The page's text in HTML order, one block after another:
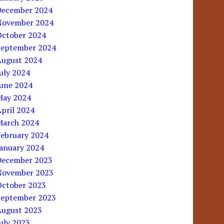
2024
2024
2024
2024
2024
2024
2024
2024
2024
2024
2024
2024
2023
2023
2023
2023
2023